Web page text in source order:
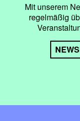
Mit unserem
regelmäßig